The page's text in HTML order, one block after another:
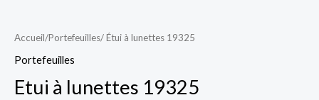
Accueil/Portefeuilles/ Étui à lunettes 19325
Portefeuilles
Etui à lunettes 19325